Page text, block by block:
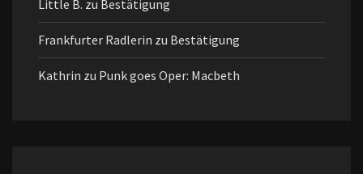
Little B. zu Bestätigung
Frankfurter Radlerin zu Bestätigung
Kathrin zu Punk goes Oper: Macbeth